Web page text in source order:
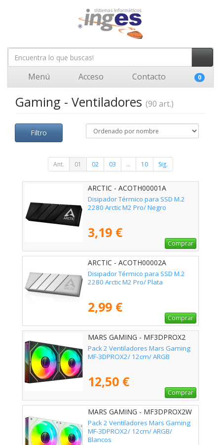
Menú Acceso Contacto 0
Gaming - Ventiladores (90 art.)
Filtro
Ant. 01 02 03 ... 10 Sig.
ARCTIC - ACOTH00001A
Disipador Térmico para SSD M.2
2280 Arctic M2 Pro/ Negro
3,19 €
Comprar
ARCTIC - ACOTH00002A
Disipador Térmico para SSD M.2
2280 Arctic M2 Pro/ Plata
2,99 €
Comprar
MARS GAMING - MF3DPROX2
Pack 2 Ventiladores Mars Gaming
MF-3DPROX2/ 12cm/ ARGB
12,50 €
Comprar
MARS GAMING - MF3DPROX2W
Pack 2 Ventiladores Mars Gaming
MF-3DPROX2/ 12cm/ ARGB/
Blancos